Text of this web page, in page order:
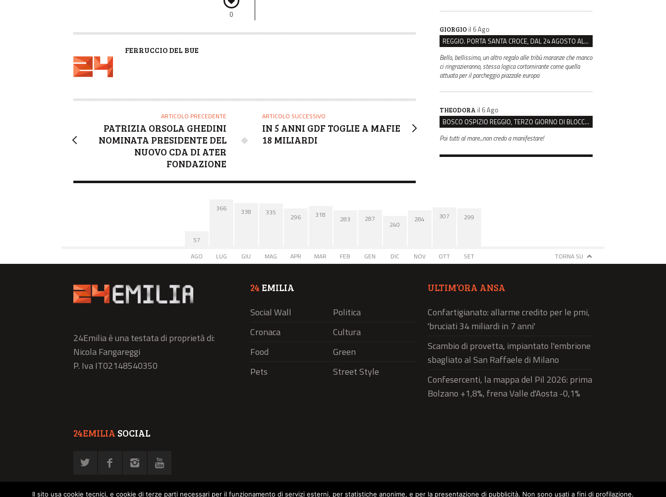
0
A
R
FERRUCCIO DEL BUE
ARTICOLO PRECEDENTE
PATRIZIA ORSOLA GHEDINI
NOMINATA PRESIDENTE DEL
NUOVO CDA DI ATER
FONDAZIONE
ARTICOLO SUCCESSIVO
IN 5 ANNI GDF TOGLIE A MAFIE
18 MILIARDI
GIORGIO il 6 Ago
REGGIO. PORTA SANTA CROCE, DAL 24 AGOSTO AL VIA IL CANTIERE PER IL NUOVO COLLETTORE FOGNARIO
Bello, bellissimo, un altro regalo alle tribù maranze che manco
ci ringrazieranno, stessa logica cortomirante come quella
attuata per il parcheggio piazzale europa
THEODORA il 6 Ago
BOSCO OSPIZIO REGGIO, TERZO GIORNO DI BLOCCO. IL COMITATO: “PRESIDIO FINO A VENERDÌ”
Poi tutti al mare...non credo a manifestare!
57
AGO
366
LUG
338
GIU
335
MAG
296
APR
318
MAR
283
FEB
287
GEN
240
DIC
284
NOV
307
OTT
299
SET TORNA SU
24Emilia è una testata di proprietà di:
Nicola Fangareggi
P. Iva IT02148540350
24 EMILIA
Social Wall
Politica
Cronaca
Cultura
Food
Green
Pets
Street Style
ULTIM’ORA ANSA
Confartigianato: allarme credito per le pmi,
'bruciati 34 miliardi in 7 anni'
Scambio di provetta, impiantato l'embrione
sbagliato al San Raffaele di Milano
Confesercenti, la mappa del Pil 2026: prima
Bolzano +1,8%, frena Valle d'Aosta -0,1%
24EMILIA SOCIAL
Il sito usa cookie tecnici, e cookie di terze parti necessari per il funzionamento di servizi esterni, per statistiche anonime, e per la presentazione di pubblicità. Non sono usati a fini di profilazione.